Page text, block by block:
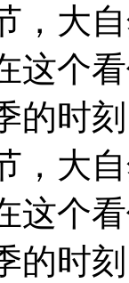
，大
这个
的时
，大
这个
的时